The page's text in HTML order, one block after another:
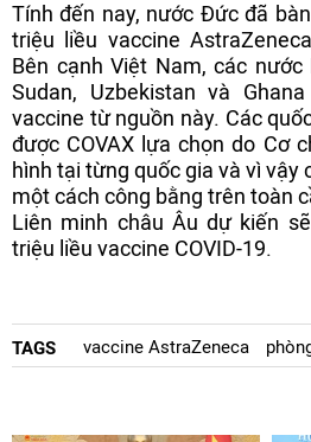
Tính đến nay, nước Đức đã
triệu liều vaccine
Bên cạnh Việt Nam, các nước
Sudan, Uzbekistan và
vaccine từ nguồn này. Các
được COVAX lựa chọn do Cơ
hình tại từng quốc gia và vì vậy
một cách công bằng trên toàn
Liên minh châu Âu dự kiến
triệu liều vaccine COVID-19.
TAGS vaccine AstraZeneca